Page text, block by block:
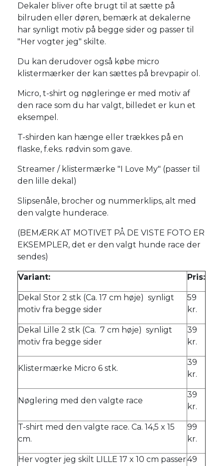
Dekaler bliver ofte brugt til at sætte på
bilruden eller døren, bemærk at dekalerne
har synligt motiv på begge sider og passer til
"Her vogter jeg" skilte.
Du kan derudover også købe micro
klistermærker der kan sættes på brevpapir ol.
Micro, t-shirt og nøgleringe er med motiv af
den race som du har valgt, billedet er kun et
eksempel.
T-shirden kan hænge eller trækkes på en
flaske, f.eks. rødvin som gave.
Streamer / klistermærke "I Love My" (passer til
den lille dekal)
Slipsenåle, brocher og nummerklips, alt med
den valgte hunderace.
(BEMÆRK AT MOTIVET PÅ DE VISTE FOTO ER
EKSEMPLER, det er den valgt hunde race der
sendes)
Variant: Pris:
Dekal Stor 2 stk (Ca. 17 cm høje) synligt
motiv fra begge sider
59
kr.
Dekal Lille 2 stk (Ca. 7 cm høje) synligt
motiv fra begge sider
39
kr.
Klistermærke Micro 6 stk.
39
kr.
Nøglering med den valgte race
39
kr.
T-shirt med den valgte race. Ca. 14,5 x 15
cm.
99
kr.
Her vogter jeg skilt LILLE 17 x 10 cm passer49